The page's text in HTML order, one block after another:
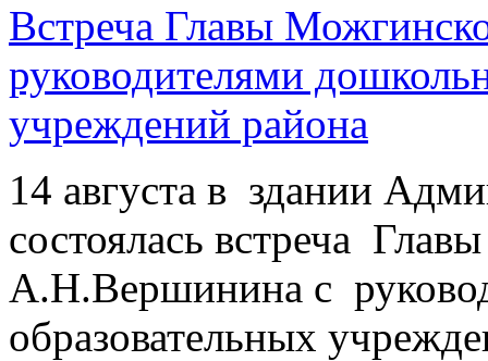
Встреча Главы
руководителями
учреждений района
14 августа в здании
состоялась встреча
А.Н.Вершинина с
образовательных